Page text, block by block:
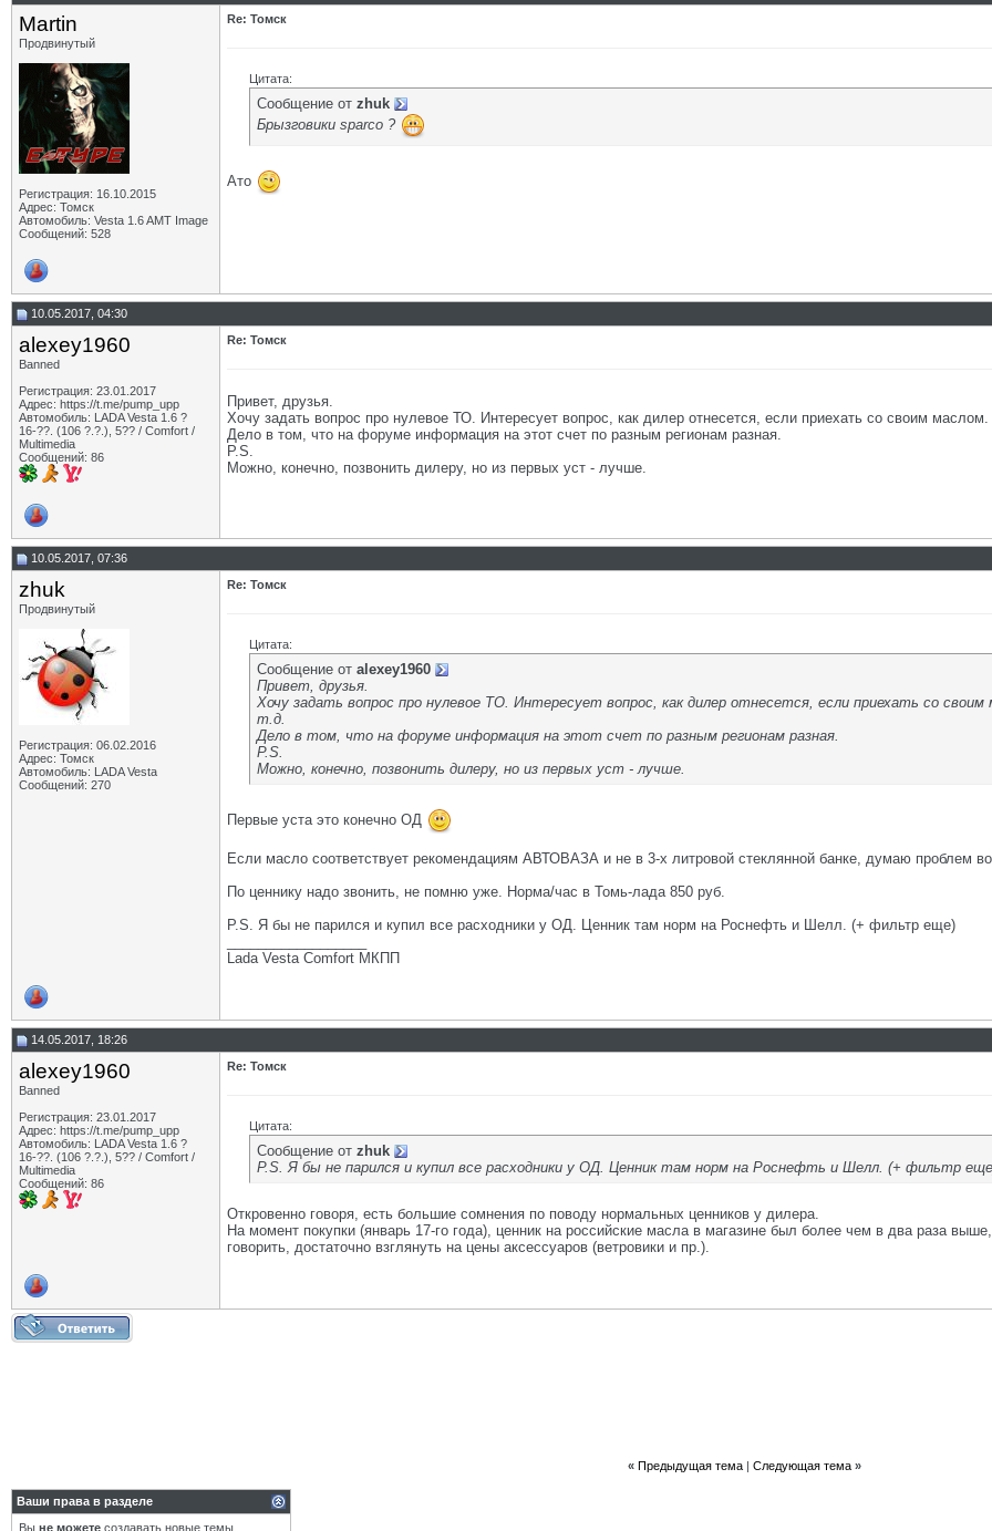
Martin
Продвинутый
Регистрация: 16.10.2015
Адрес: Томск
Автомобиль: Vesta 1.6 AMT Image
Сообщений: 528
Re: Томск
Цитата:
Сообщение от zhuk
Брызговики sparco ?
Ато
10.05.2017, 04:30
alexey1960
Banned
Регистрация: 23.01.2017
Адрес: https://t.me/pump_upp
Автомобиль: LADA Vesta 1.6 ?
16-??. (106 ?.?.), 5?? / Comfort /
Multimedia
Сообщений: 86
Re: Томск
Привет, друзья.
Хочу задать вопрос про нулевое ТО. Интересует вопрос, как дилер отнесется, если приехать со своим
Дело в том, что на форуме информация на этот счет по разным регионам разная.
P.S.
Можно, конечно, позвонить дилеру, но из первых уст - лучше.
10.05.2017, 07:36
zhuk
Продвинутый
Регистрация: 06.02.2016
Адрес: Томск
Автомобиль: LADA Vesta
Сообщений: 270
Re: Томск
Цитата:
Сообщение от alexey1960
Привет, друзья.
Хочу задать вопрос про нулевое ТО. Интересует вопрос, как дилер отнесется, если приехать со
т.д.
Дело в том, что на форуме информация на этот счет по разным регионам разная.
P.S.
Можно, конечно, позвонить дилеру, но из первых уст - лучше.
Первые уста это конечно ОД
Если масло соответствует рекомендациям АВТОВАЗА и не в 3-х литровой стеклянной банке, думаю проблем
По ценнику надо звонить, не помню уже. Норма/час в Томь-лада 850 руб.
P.S. Я бы не парился и купил все расходники у ОД. Ценник там норм на Роснефть и Шелл. (+ фильтр еще)
Lada Vesta Comfort МКПП
14.05.2017, 18:26
alexey1960
Banned
Регистрация: 23.01.2017
Адрес: https://t.me/pump_upp
Автомобиль: LADA Vesta 1.6 ?
16-??. (106 ?.?.), 5?? / Comfort /
Multimedia
Сообщений: 86
Re: Томск
Цитата:
Сообщение от zhuk
P.S. Я бы не парился и купил все расходники у ОД. Ценник там норм на Роснефть и Шелл. (+ фильтр
Откровенно говоря, есть большие сомнения по поводу нормальных ценников у дилера.
На момент покупки (январь 17-го года), ценник на российские масла в магазине был более чем в два раза
говорить, достаточно взглянуть на цены аксессуаров (ветровики и пр.).
« Предыдущая тема| Следующая тема »
Ваши права в разделе
Вы не можете создавать новые темы